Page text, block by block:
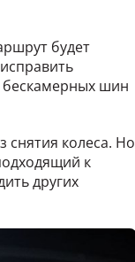
будет
бескамерных шин
снятия колеса. Но
к
других